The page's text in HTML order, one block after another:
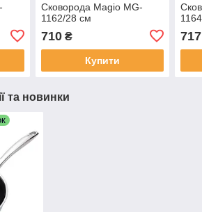
Сковорода Magio MG-
1162/28 см
710₴
Купити
717
та новинки